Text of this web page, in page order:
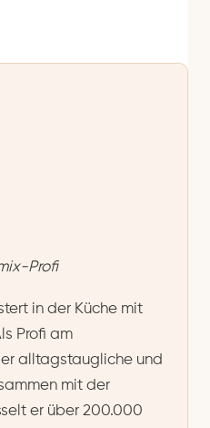
Profi
in der Küche mit
Profi am
alltagstaugliche und
mit der
er über 200.000